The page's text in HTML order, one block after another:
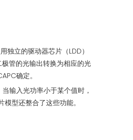
立的驱动器芯片（LDD）
管的光输出转换为相应的光
确定。
输入光功率小于某个值时，
型还整合了这些功能。